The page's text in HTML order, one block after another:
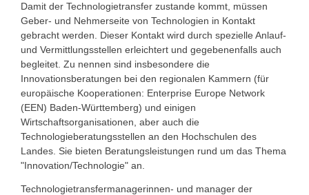
Damit der Technologietransfer zustande kommt, müssen
Geber- und Nehmerseite von Technologien in Kontakt
gebracht werden. Dieser Kontakt wird durch spezielle Anlauf-
und Vermittlungsstellen erleichtert und gegebenenfalls auch
begleitet. Zu nennen sind insbesondere die
Innovationsberatungen bei den regionalen Kammern (für
europäische Kooperationen: Enterprise Europe Network
(EEN) Baden-Württemberg) und einigen
Wirtschaftsorganisationen, aber auch die
Technologieberatungsstellen an den Hochschulen des
Landes. Sie bieten Beratungsleistungen rund um das Thema
"Innovation/Technologie" an.
Technologietransfermanagerinnen- und manager der